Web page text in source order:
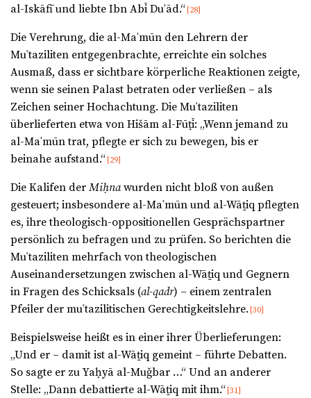
al-Iskāfī und liebte Ibn Abī Duʾād.“ [28]
Die Verehrung, die al-Maʾmūn den Lehrern der
Muʿtaziliten entgegenbrachte, erreichte ein solches
Ausmaß, dass er sichtbare körperliche Reaktionen zeigte,
wenn sie seinen Palast betraten oder verließen – als
Zeichen seiner Hochachtung. Die Muʿtaziliten
überlieferten etwa von Hišām al-Fūṭī: „Wenn jemand zu
al-Maʾmūn trat, pflegte er sich zu bewegen, bis er
beinahe aufstand.“ [29]
Die Kalifen der Miḥnawurden nicht bloß von außen
gesteuert; insbesondere al-Maʾmūn und al-Wāṯiq pflegten
es, ihre theologisch-oppositionellen Gesprächspartner
persönlich zu befragen und zu prüfen. So berichten die
Muʿtaziliten mehrfach von theologischen
Auseinandersetzungen zwischen al-Wāṯiq und Gegnern
in Fragen des Schicksals (al-qadr) – einem zentralen
Pfeiler der muʿtazilitischen Gerechtigkeitslehre. [30]
Beispielsweise heißt es in einer ihrer Überlieferungen:
„Und er – damit ist al-Wāṯiq gemeint – führte Debatten.
So sagte er zu Yaḥyā al-Muǧbar …“ Und an anderer
Stelle: „Dann debattierte al-Wāṯiq mit ihm.“ [31]